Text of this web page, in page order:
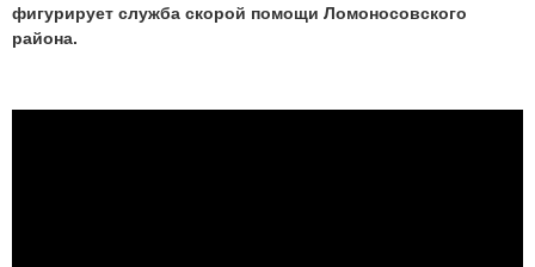
фигурирует служба скорой помощи Ломоносовского
района.